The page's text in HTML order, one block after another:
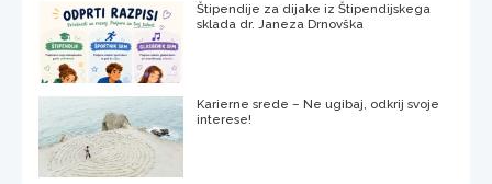
Štipendije za dijake iz Štipendijskega
sklada dr. Janeza Drnovška
Karierne srede – Ne ugibaj, odkrij svoje
interese!